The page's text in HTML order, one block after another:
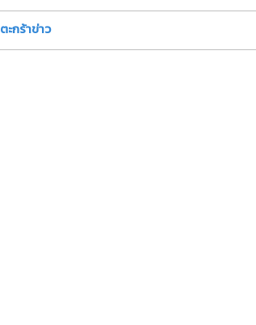
ตะกร้าข่าว